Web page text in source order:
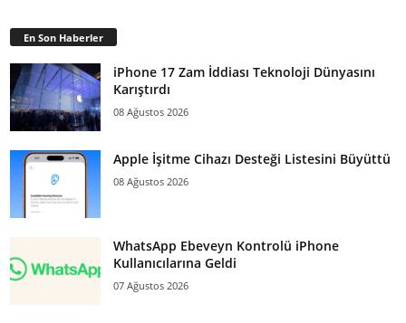
En Son Haberler
iPhone 17 Zam İddiası Teknoloji Dünyasını
Karıştırdı
08 Ağustos 2026
Apple İşitme Cihazı Desteği Listesini Büyüttü
08 Ağustos 2026
WhatsApp Ebeveyn Kontrolü iPhone
Kullanıcılarına Geldi
07 Ağustos 2026